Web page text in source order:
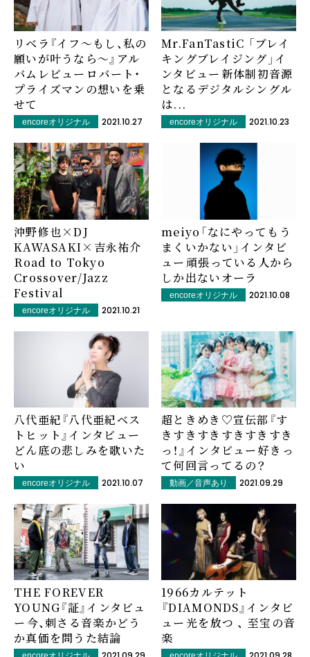
リベラ『イフ～もし、私の
願いが叶うなら～』アル
バムレビュー――ロバート・
プライズマンの想いを乗
せて
encoreオリジナル 2021.10.27
Mr.FanTastiC 「ブレイ
キングブレイジング」イ
ンタビュー――新体制初音源
となるデジタルシングル
は...
encoreオリジナル 2021.10.23
沖野修也×DJ
KAWASAKI×吉永祐介
――Road to Tokyo
Crossover/Jazz
Festival
encoreオリジナル 2021.10.21
meiyo「なにやってもう
まくいかない」インタビ
ュー――頑張っている人から
しか出ないオーラ
encoreオリジナル 2021.10.08
八代亜紀『八代亜紀ベス
トヒット』インタビュー――
どん底の悲しみを歌いた
い
encoreオリジナル 2021.10.07
超ときめき♡宣伝部『す
きすきすきすきすきすき
っ！』インタビュー――好きっ
て何回言ってるの？
動画／音声あり 2021.09.29
THE FOREVER
YOUNG『証』インタビュ
ー――今、刺さる音楽かどう
か真価を問うた結論
1966カルテット
『DIAMONDS』インタビ
ュー――光を放つ 、 至宝の音
楽